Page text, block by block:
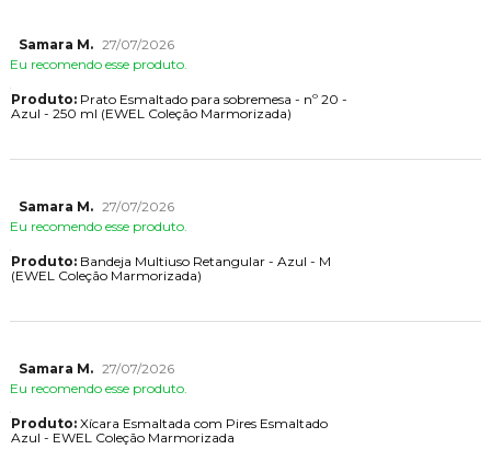
Samara M. 27/07/2026
Eu recomendo esse produto.
Produto:Prato Esmaltado para sobremesa - nº 20 -
Azul - 250 ml (EWEL Coleção Marmorizada)
Samara M. 27/07/2026
Eu recomendo esse produto.
Produto:Bandeja Multiuso Retangular - Azul - M
(EWEL Coleção Marmorizada)
Samara M. 27/07/2026
Eu recomendo esse produto.
Produto:Xícara Esmaltada com Pires Esmaltado
Azul - EWEL Coleção Marmorizada